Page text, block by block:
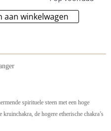
aan winkelwagen
spirituele steen met een hoge
de hogere etherische chakra’s